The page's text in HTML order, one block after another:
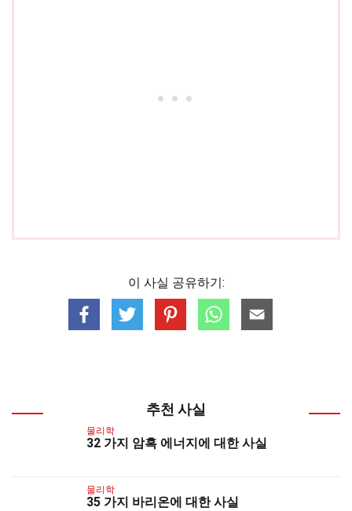
이 사실 공유하기:
추천 사실
물리학
32 가지 암흑 에너지에 대한 사실
물리학
35 가지 바리온에 대한 사실